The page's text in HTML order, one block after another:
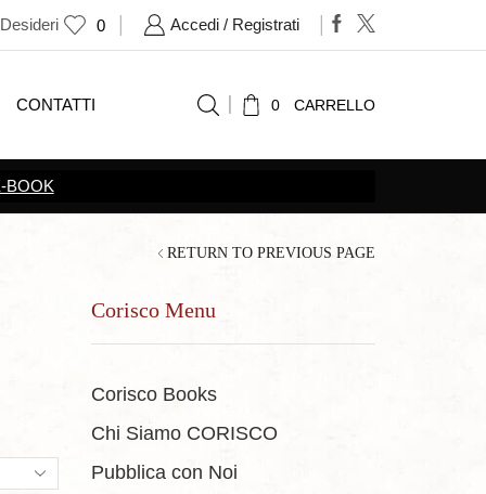
0 Accedi / Registrati
CONTATTI 0 CARRELLO
RETURN TO PREVIOUS PAGE
Corisco Menu
Corisco Books
Chi Siamo CORISCO
Pubblica con Noi